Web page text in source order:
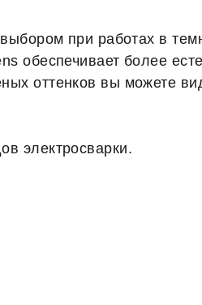
при работах в
обеспечивает более
оттенков вы можете
электросварки.